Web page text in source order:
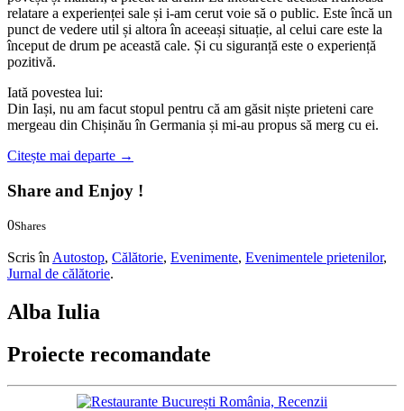
relatare a experienței sale și i-am cerut voie să o public. Este încă un
punct de vedere util și altora în aceeași situație, al celui care este la
început de drum pe această cale. Și cu siguranță este o experiență
pozitivă.
Iată povestea lui:
Din Iași, nu am facut stopul pentru că am găsit niște prieteni care
mergeau din Chișinău în Germania și mi-au propus să merg cu ei.
Citește mai departe →
Share and Enjoy !
0Shares
Scris înAutostop, Călătorie, Evenimente, Evenimentele prietenilor,
Jurnal de călătorie.
Alba Iulia
Proiecte recomandate